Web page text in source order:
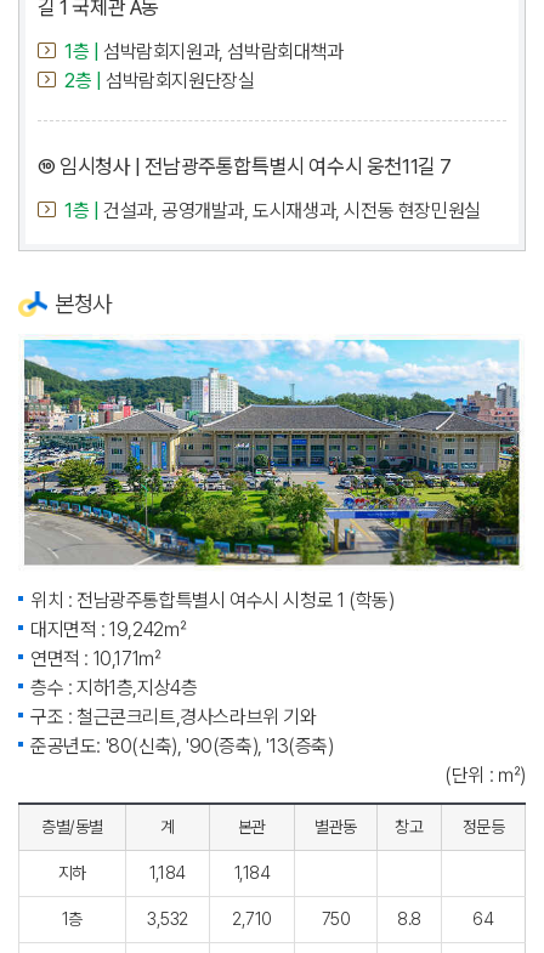
길 1 국제관 A동
1층 |
섬박람회지원과, 섬박람회대책과
2층 |
섬박람회지원단장실
⑩ 임시청사 | 전남광주통합특별시 여수시 웅천11길 7
1층 | 건설과, 공영개발과, 도시재생과, 시전동 현장민원실
본청사
위치 : 전남광주통합특별시 여수시 시청로 1 (학동)
대지면적 : 19,242㎡
연면적 : 10,171㎡
층수 : 지하1층,지상4층
구조 : 철근콘크리트,경사스라브위 기와
준공년도: '80(신축), '90(증축), '13(증축)
(단위 : ㎡)
층별/동별 계 본관 별관동 창고 정문등
지하 1,184 1,184
1층 3,532 2,710 750 8.8 64